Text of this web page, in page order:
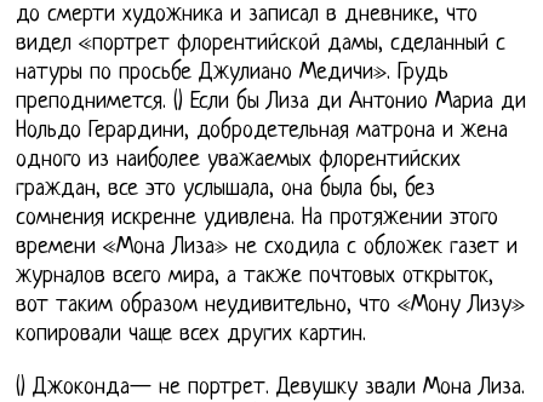
до смерти художника и записал в дневнике, что
видел «портрет флорентийской дамы, сделанный с
натуры по просьбе Джулиано Медичи». Грудь
преподнимется. () Если бы Лиза ди Антонио Мариа ди
Нольдо Герардини, добродетельная матрона и жена
одного из наиболее уважаемых флорентийских
граждан, все это услышала, она была бы, без
сомнения искренне удивлена. На протяжении этого
времени «Мона Лиза» не сходила с обложек газет и
журналов всего мира, а также почтовых открыток,
вот таким образом неудивительно, что «Мону Лизу»
копировали чаще всех других картин.
() Джоконда— не портрет. Девушку звали Мона Лиза.